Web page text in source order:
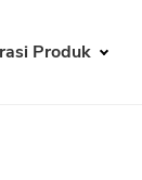
Produk